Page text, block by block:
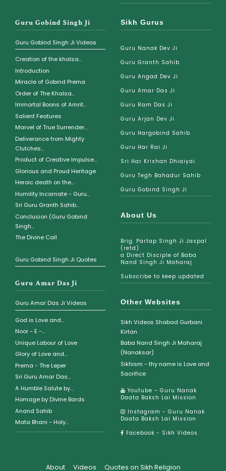
Guru Gobind Singh Ji
Guru Gobind Singh Ji Videos
Creation of the khalsa...
Introduction
Miracle of Gobind Prema
Order of The Khalsa...
Immortal Boons of Amrit...
Salient Features
Marvel of True Surrender...
Deliverance from Mighty
Clutches...
Product of Creative Impulse...
Glorious and Proud Heritage
Heroic death on the...
Humility Incarnate - Guru...
Sri Guru Granth Sahib...
Conclusion (Guru Gobind
Singh...
The Divine Call
Guru Gobind Singh Ji Quotes
Guru Amar Das Ji
Guru Amar Das Ji Videos
God is Love and...
Noor - E -...
Unique Labour of Love
Glory of Love and...
Prema - The Leper
Sri Guru Amar Das...
A Humble Salute by...
Homage by Divine Bards
Anand Sahib
Mata Bhani - Holy...
Sikh Gurus
Guru Nanak Dev Ji
Guru Granth Sahib
Guru Angad Dev Ji
Guru Amar Das Ji
Guru Ram Das Ji
Guru Arjan Dev Ji
Guru Hargobind Sahib
Guru Har Rai Ji
Sri Har Krishan Dhiaiyai
Guru Tegh Bahadur Sahib
Guru Gobind Singh Ji
About Us
Brig. Partap Singh Ji Jaspal
(retd)
a Direct Disciple of Baba
Nand Singh Ji Maharaj
Subscribe to keep updated
Other Websites
Sikh Videos Shabad Gurbani
Kirtan
Baba Nand Singh Ji Maharaj
(Nanaksar)
Sikhism - thy name is Love and
Sacrifice
Youtube - Guru Nanak
Daata Baksh Lai Mission
Instagram - Guru Nanak
Daata Baksh Lai Mission
Facebook - Sikh Videos
About Videos Quotes on Sikh Religion